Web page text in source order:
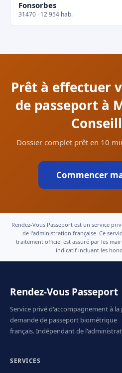
Fonsorbes
31470 · 12 954 hab.
Prêt à effectuer
de passeport à
Dossier complet prêt en 10
Commencer
Rendez-Vous Passeport est un service
de l'administration française. Ce
traitement officiel est assuré par les
indicatif incluant les
Rendez-Vous Passeport
Service privé d'accompagnement à la
demande de passeport biométrique
français. Indépendant de
SERVICES